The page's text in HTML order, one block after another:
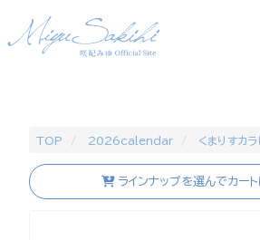
TOP 2026calendar くまりすカ
ラインナップを選んでカー